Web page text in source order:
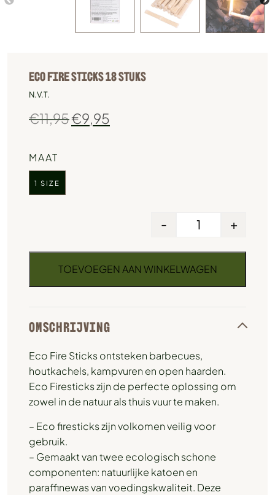
ECO FIRE STICKS 18 STUKS
N.V.T.
€11,95€9,95
MAAT
1 SIZE
- +
TOEVOEGEN AAN WINKELWAGEN
OMSCHRIJVING
Eco Fire Sticks ontsteken barbecues,
houtkachels, kampvuren en open haarden.
Eco Firesticks zijn de perfecte oplossing om
zowel in de natuur als thuis vuur te maken.
– Eco firesticks zijn volkomen veilig voor
gebruik.
– Gemaakt van twee ecologisch schone
componenten: natuurlijke katoen en
paraffinewas van voedingskwaliteit. Deze